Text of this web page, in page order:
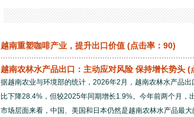
越南重塑咖啡产业，提升出口价值 (点击率：90)
越南农林水产品出口：主动应对风险 保持增长势头 (
据越南农业与环境部的统计，2026年2月，越南农林水产品
比下降28.4%，但较2025年同期增长1.9%。今年前两个月
市场层面来看，中国、美国和日本仍然是越南农林水产品最